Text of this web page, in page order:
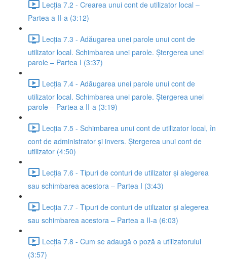
Lecția 7.2 - Crearea unui cont de utilizator local –
Partea a II-a (3:12)
Lecția 7.3 - Adăugarea unei parole unui cont de
utilizator local. Schimbarea unei parole. Ștergerea unei
parole – Partea I (3:37)
Lecția 7.4 - Adăugarea unei parole unui cont de
utilizator local. Schimbarea unei parole. Ștergerea unei
parole – Partea a II-a (3:19)
Lecția 7.5 - Schimbarea unui cont de utilizator local, în
cont de administrator și invers. Ștergerea unui cont de
utilizator (4:50)
Lecția 7.6 - Tipuri de conturi de utilizator și alegerea
sau schimbarea acestora – Partea I (3:43)
Lecția 7.7 - Tipuri de conturi de utilizator și alegerea
sau schimbarea acestora – Partea a II-a (6:03)
Lecția 7.8 - Cum se adaugă o poză a utilizatorului
(3:57)